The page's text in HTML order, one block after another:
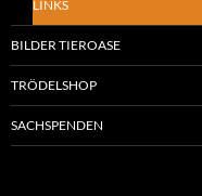
LINKS
BILDER TIEROASE
TRÖDELSHOP
SACHSPENDEN